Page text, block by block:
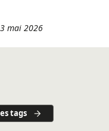
mai 2026
tags